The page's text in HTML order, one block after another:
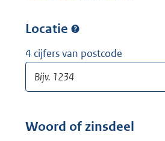
Locatie
4 cijfers van postcode
Woord of zinsdeel